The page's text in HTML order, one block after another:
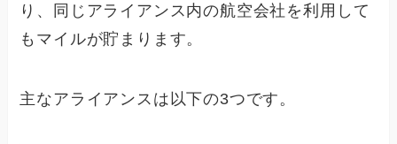
り、同じアライアンス内の航空会社を利用して
もマイルが貯まります。
主なアライアンスは以下の3つです。